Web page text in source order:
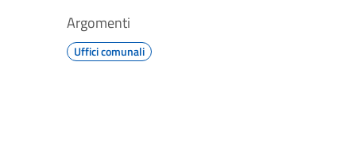
Argomenti
Uffici comunali